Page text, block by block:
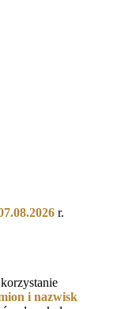
r.
i nazwisk